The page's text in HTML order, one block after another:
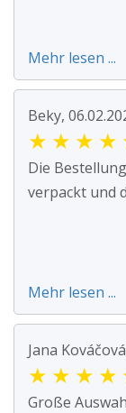
Mehr lesen ...
Beky,
★ ★ ★ ★
Die
verpackt und
Mehr lesen ...
Jana
★ ★ ★ ★
Große